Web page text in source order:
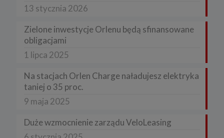
13 stycznia 2026
Zielone inwestycje Orlenu będą sfinansowane
obligacjami
1 lipca 2025
Na stacjach Orlen Charge naładujesz elektryka
taniej o 35 proc.
9 maja 2025
Duże wzmocnienie zarządu VeloLeasing